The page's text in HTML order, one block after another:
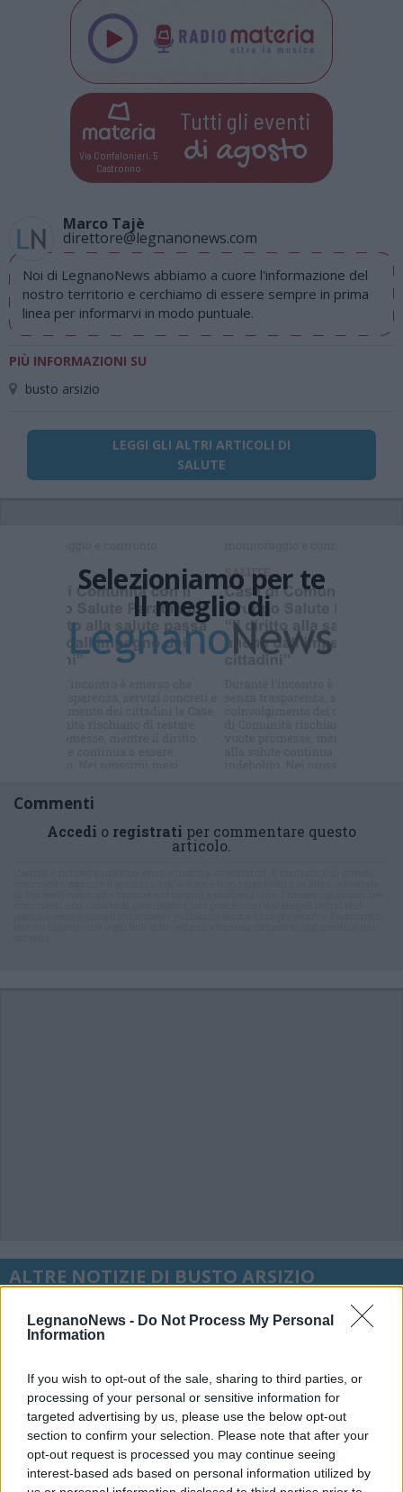
LegnanoNews - Do Not Process My Personal
Information
If you wish to opt-out of the sale, sharing to third parties, or
processing of your personal or sensitive information for
targeted advertising by us, please use the below opt-out
section to confirm your selection. Please note that after your
opt-out request is processed you may continue seeing
interest-based ads based on personal information utilized by
Via Confalonieri, 5
Castronno
Tutti gli eventi
di agosto
Marco Tajè
direttore@legnanonews.com
Noi di LegnanoNews abbiamo a cuore l'informazione del
nostro territorio e cerchiamo di essere sempre in prima
linea per informarvi in modo puntuale.
PIÙ INFORMAZIONI SU
busto arsizio
LEGGI GLI ALTRI ARTICOLI DI
SALUTE
Selezioniamo per te
Il meglio di
Commenti
Accedi o registrati per commentare questo
articolo.
ALTRE NOTIZIE DI BUSTO ARSIZIO